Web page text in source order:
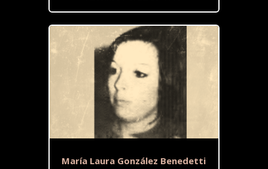
María Laura González Benedetti